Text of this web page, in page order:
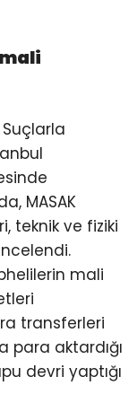
MASAK
teknik ve fiziki
mali
transferleri
para aktardığı
devri yaptığı